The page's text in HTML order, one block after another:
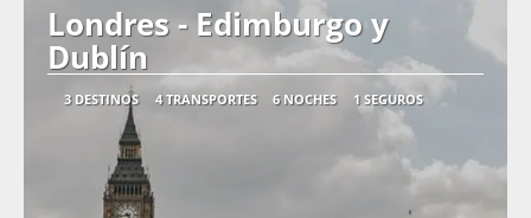
Londres - Edimburgo y
Dublín
3 DESTINOS 4 TRANSPORTES 6 NOCHES 1 SEGUROS